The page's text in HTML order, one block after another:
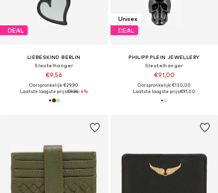
DEAL
LIEBESKIND BERLIN
Sleutelhanger
€9,56
Oorspronkelijk: €29,90
Laatste laagste prijs:€9,96-4%
Unisex
DEAL
PHILIPP PLEIN JEWELLERY
Sleutelhanger
€91,00
Oorspronkelijk: €130,00
Laatste laagste prijs:€91,00